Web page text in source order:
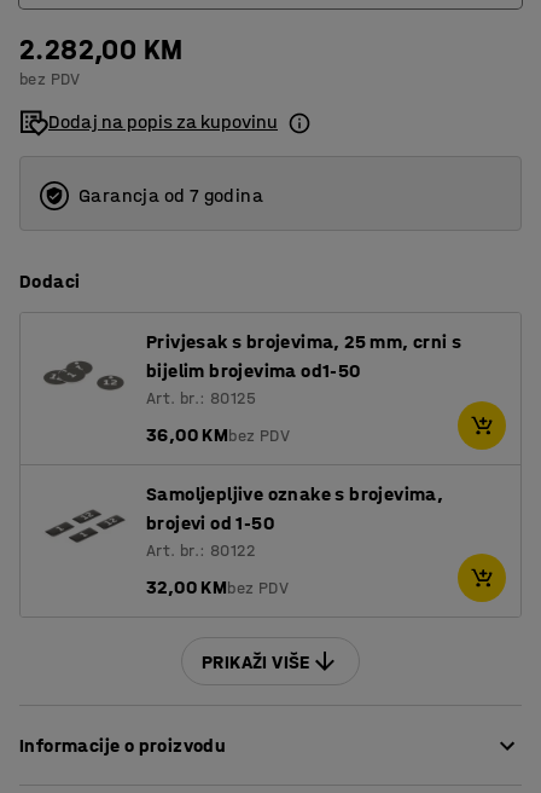
4
6
2.282,00 KM
bez PDV
Dodaj na popis za kupovinu
Garancja od 7 godina
Dodaci
Privjesak s brojevima, 25 mm, crni s
bijelim brojevima od1-50
Art. br.: 80125
36,00 KMbez PDV
Samoljepljive oznake s brojevima,
brojevi od 1-50
Art. br.: 80122
32,00 KMbez PDV
PRIKAŽI VIŠE
Informacije o proizvodu